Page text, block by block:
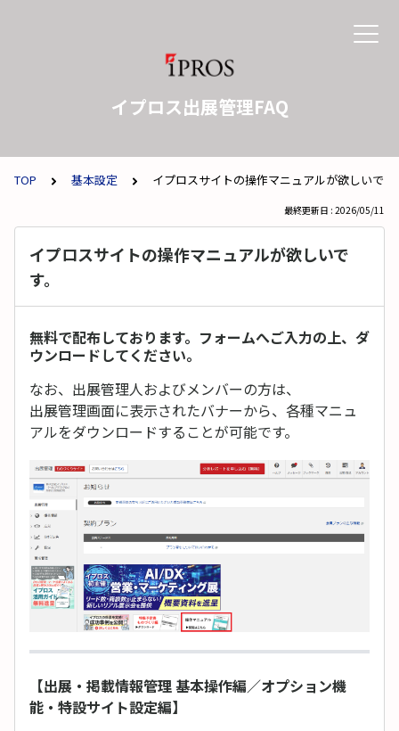
イプロス出展管理FAQ
TOP 基本設定 イプロスサイトの操作マニュアルが欲しいです
最終更新日 : 2026/05/11
イプロスサイトの操作マニュアルが欲しいで
す。
無料で配布しております。フォームへご入力の上、ダ
ウンロードしてください。
なお、出展管理人およびメンバーの方は、
出展管理画面に表示されたバナーから、各種マニュ
アルをダウンロードすることが可能です。
【出展・掲載情報管理 基本操作編／オプション機
能・特設サイト設定編】